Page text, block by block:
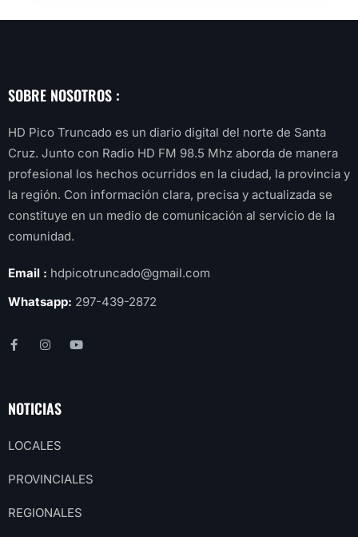
SOBRE NOSOTROS :
HD Pico Truncado es un diario digital del norte de Santa
Cruz. Junto con Radio HD FM 98.5 Mhz aborda de manera
profesional los hechos ocurridos en la ciudad, la provincia y
la región. Con información clara, precisa y actualizada se
constituye en un medio de comunicación al servicio de la
comunidad.
Email : hdpicotruncado@gmail.com
Whatsapp: 297-439-2872
NOTICIAS
LOCALES
PROVINCIALES
REGIONALES